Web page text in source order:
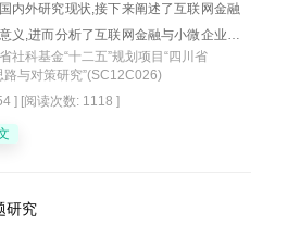
内外研究现状,接下来阐述了互联网金融
义,进而分析了互联网金融与小微企业融
的供需对接为标准,把互联网金融与小微
社科基金“十二五”规划项目“四川省
与对策研究”(SC12C026)
] [阅读次数: 1118 ]
研究